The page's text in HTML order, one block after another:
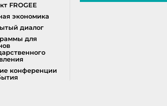
FROGEE
экономика
диалог
для
конференции